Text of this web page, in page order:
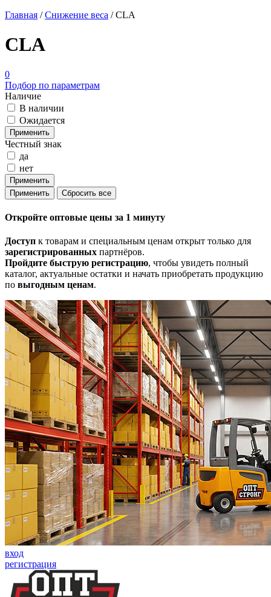
Главная /Снижение веса /CLA
CLA
0
Подбор по параметрам
Наличие
В наличии
Ожидается
Честный знак
да
нет
Откройте оптовые цены за 1 минуту
Доступ к товарам и специальным ценам открыт только для
зарегистрированных партнёров.
Пройдите быструю регистрацию, чтобы увидеть полный
каталог, актуальные остатки и начать приобретать продукцию
по выгодным ценам.
вход
регистрация